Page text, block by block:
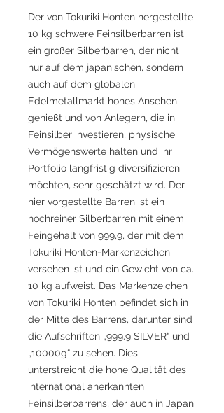
Der von Tokuriki Honten hergestellte
10 kg schwere Feinsilberbarren ist
ein großer Silberbarren, der nicht
nur auf dem japanischen, sondern
auch auf dem globalen
Edelmetallmarkt hohes Ansehen
genießt und von Anlegern, die in
Feinsilber investieren, physische
Vermögenswerte halten und ihr
Portfolio langfristig diversifizieren
möchten, sehr geschätzt wird. Der
hier vorgestellte Barren ist ein
hochreiner Silberbarren mit einem
Feingehalt von 999,9, der mit dem
Tokuriki Honten-Markenzeichen
versehen ist und ein Gewicht von ca.
10 kg aufweist. Das Markenzeichen
von Tokuriki Honten befindet sich in
der Mitte des Barrens, darunter sind
die Aufschriften „999.9 SILVER“ und
„10000g“ zu sehen. Dies
unterstreicht die hohe Qualität des
international anerkannten
Feinsilberbarrens, der auch in Japan